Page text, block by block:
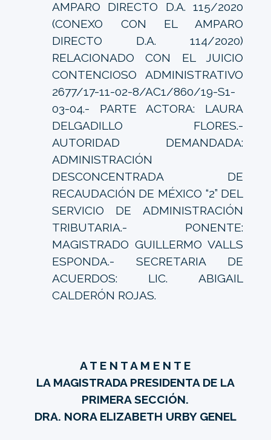
AMPARO DIRECTO D.A. 115/2020
(CONEXO CON EL AMPARO
DIRECTO D.A. 114/2020)
RELACIONADO CON EL JUICIO
CONTENCIOSO ADMINISTRATIVO
2677/17-11-02-8/AC1/860/19-S1-
03-04.- PARTE ACTORA: LAURA
DELGADILLO FLORES.-
AUTORIDAD DEMANDADA:
ADMINISTRACIÓN
DESCONCENTRADA DE
RECAUDACIÓN DE MÉXICO “2” DEL
SERVICIO DE ADMINISTRACIÓN
TRIBUTARIA.- PONENTE:
MAGISTRADO GUILLERMO VALLS
ESPONDA.- SECRETARIA DE
ACUERDOS: LIC. ABIGAIL
CALDERÓN ROJAS.
A T E N T A M E N T E
LA MAGISTRADA PRESIDENTA DE LA
PRIMERA SECCIÓN.
DRA. NORA ELIZABETH URBY GENEL